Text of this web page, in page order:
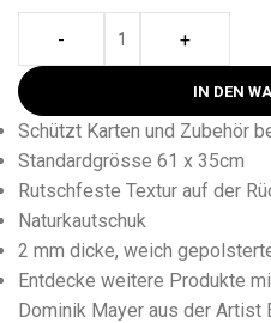
- +
IN DEN
Schützt Karten und Zubehör
Standardgrösse 61 x 35cm
Rutschfeste Textur auf der
Naturkautschuk
2 mm dicke, weich
Entdecke weitere Produkte
Dominik Mayer aus der Artist